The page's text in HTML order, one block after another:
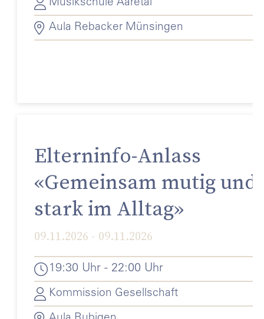
Musikschule Aaretal
Aula Rebacker Münsingen
Elterninfo-Anlass
«Gemeinsam mutig und
stark im Alltag»
09.11.2026 - 09.11.2026
19:30 Uhr - 22:00 Uhr
Kommission Gesellschaft